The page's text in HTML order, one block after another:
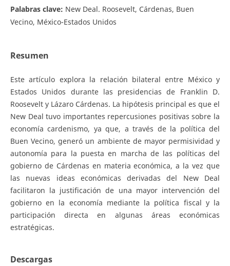
Palabras clave: New Deal. Roosevelt, Cárdenas, Buen
Vecino, México-Estados Unidos
Resumen
Este artículo explora la relación bilateral entre México y
Estados Unidos durante las presidencias de Franklin D.
Roosevelt y Lázaro Cárdenas. La hipótesis principal es que el
New Deal tuvo importantes repercusiones positivas sobre la
economía cardenismo, ya que, a través de la política del
Buen Vecino, generó un ambiente de mayor permisividad y
autonomía para la puesta en marcha de las políticas del
gobierno de Cárdenas en materia económica, a la vez que
las nuevas ideas económicas derivadas del New Deal
facilitaron la justificación de una mayor intervención del
gobierno en la economía mediante la política fiscal y la
participación directa en algunas áreas económicas
estratégicas.
Descargas